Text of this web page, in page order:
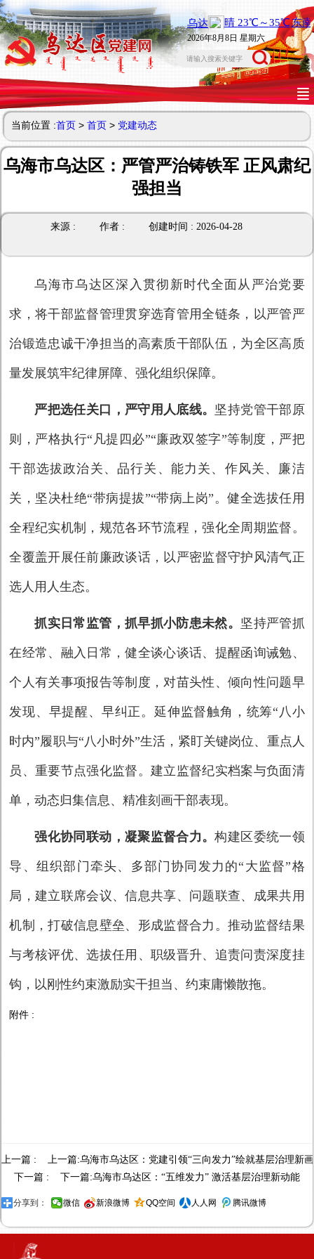
2026年8月8日 星期六
当前位置 :首页> 首页> 党建动态
乌海市乌达区：严管严治铸铁军 正风肃纪
强担当
来源 : 作者 : 创建时间 : 2026-04-28
乌海市乌达区深入贯彻新时代全面从严治党要
求，将干部监督管理贯穿选育管用全链条，以严管严
治锻造忠诚干净担当的高素质干部队伍，为全区高质
量发展筑牢纪律屏障、强化组织保障。
严把选任关口，严守用人底线。 坚持党管干部原
则，严格执行“凡提四必”“廉政双签字”等制度，严把
干部选拔政治关、品行关、能力关、作风关、廉洁
关，坚决杜绝“带病提拔”“带病上岗”。健全选拔任用
全程纪实机制，规范各环节流程，强化全周期监督。
全覆盖开展任前廉政谈话，以严密监督守护风清气正
选人用人生态。
抓实日常监管，抓早抓小防患未然。 坚持严管抓
在经常、融入日常，健全谈心谈话、提醒函询诫勉、
个人有关事项报告等制度，对苗头性、倾向性问题早
发现、早提醒、早纠正。延伸监督触角，统筹“八小
时内”履职与“八小时外”生活，紧盯关键岗位、重点人
员、重要节点强化监督。建立监督纪实档案与负面清
单，动态归集信息、精准刻画干部表现。
强化协同联动，凝聚监督合力。构建区委统一领
导、组织部门牵头、多部门协同发力的“大监督”格
局，建立联席会议、信息共享、问题联查、成果共用
机制，打破信息壁垒、形成监督合力。推动监督结果
与考核评优、选拔任用、职级晋升、追责问责深度挂
钩，以刚性约束激励实干担当、约束庸懒散拖。
附件 :
上一篇 : 上一篇:乌海市乌达区：党建引领“三向发力”绘就基层治理新
下一篇 : 下一篇:乌海市乌达区：“五维发力” 激活基层治理新动能
分享到： 微信 新浪微博 QQ空间 人人网 腾讯微博